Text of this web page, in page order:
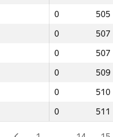
0
505
0
507
0
507
0
509
0
510
0 511
0
505
0
507
0
507
0
509
0
510
0 511